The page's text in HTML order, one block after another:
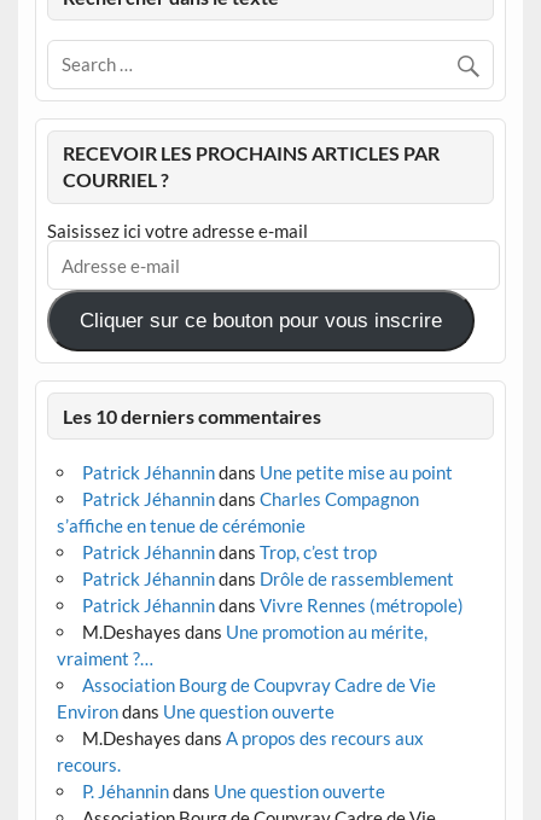
RECEVOIR LES PROCHAINS ARTICLES PAR
COURRIEL ?
Saisissez ici votre adresse e-mail
Adresse
mail
Cliquer sur ce bouton pour vous inscrire
Les 10 derniers commentaires
Patrick Jéhannindans Une petite mise au point
Patrick Jéhannindans Charles Compagnon
s’affiche en tenue de cérémonie
Patrick Jéhannindans Trop, c’est trop
Patrick Jéhannindans Drôle de rassemblement
Patrick Jéhannindans Vivre Rennes (métropole)
M.Deshayes dans Une promotion au mérite,
vraiment ?…
Association Bourg de Coupvray Cadre de Vie
Environdans Une question ouverte
M.Deshayes dans A propos des recours aux
recours.
P. Jéhannindans Une question ouverte